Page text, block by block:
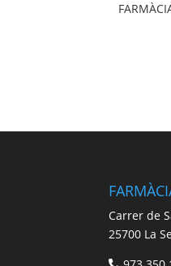
Carrer de
25700 La